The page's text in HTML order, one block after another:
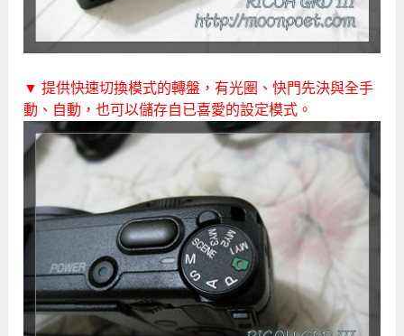
▼ 提供快速切換模式的轉盤，有光圈、快門先決與全手
動、自動，也可以儲存自已喜愛的設定模式。